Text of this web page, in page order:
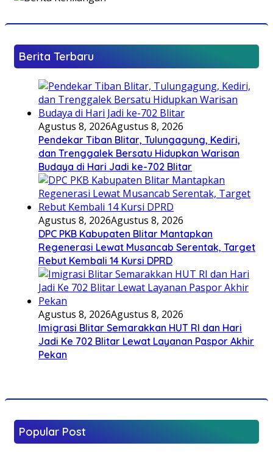
Berita Terbaru
Agustus 8, 2026Agustus 8, 2026
Pendekar Tiban Blitar, Tulungagung, Kediri,
dan Trenggalek Bersatu Hidupkan Warisan
Budaya di Hari Jadi ke-702 Blitar
Agustus 8, 2026Agustus 8, 2026
DPC PKB Kabupaten Blitar Mantapkan
Regenerasi Lewat Musancab Serentak, Target
Rebut Kembali 14 Kursi DPRD
Agustus 8, 2026Agustus 8, 2026
Imigrasi Blitar Semarakkan HUT RI dan Hari
Jadi Ke 702 Blitar Lewat Layanan Paspor Akhir
Pekan
Popular Post